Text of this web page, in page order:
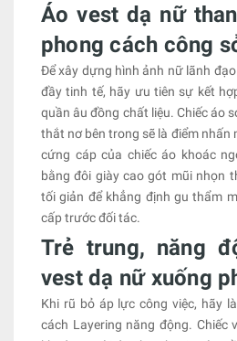
Áo vest dạ nữ
phong cách công
Để xây dựng hình ảnh nữ lãnh
đầy tinh tế, hãy ưu tiên sự kết
quần âu đồng chất liệu. Chiếc áo
thắt nơ bên trong sẽ là điểm nhấn
cứng cáp của chiếc áo khoác
bằng đôi giày cao gót mũi nhọn
tối giản để khẳng định gu thẩm
cấp trước đối tác.
Trẻ trung, năng
vest dạ nữ xuống
Khi rũ bỏ áp lực công việc, hãy
cách Layering năng động. Chiếc